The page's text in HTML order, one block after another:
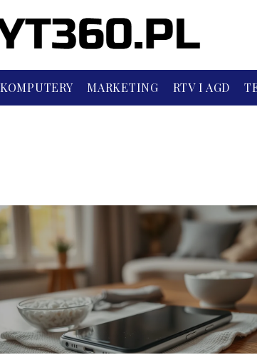
KOMPUTERY MARKETING RTV I AGD